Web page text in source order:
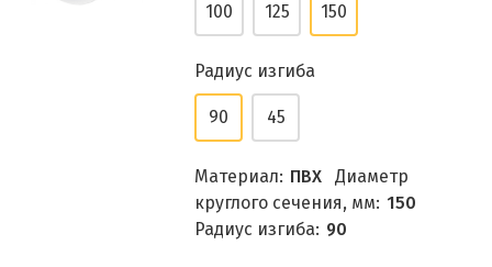
100 125 150
Радиус изгиба
90 45
Материал: ПВХ
Диаметр
круглого сечения, мм: 150
Радиус изгиба: 90